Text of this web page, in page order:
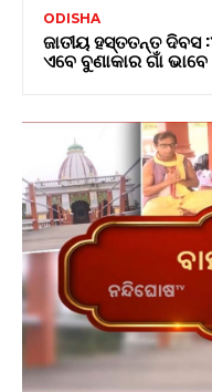
ODISHA
ଜାତୀୟ ହସ୍ତତନ୍ତ ଦିବସ
ଏବେ ବୁଣାକାର ଗାଁ